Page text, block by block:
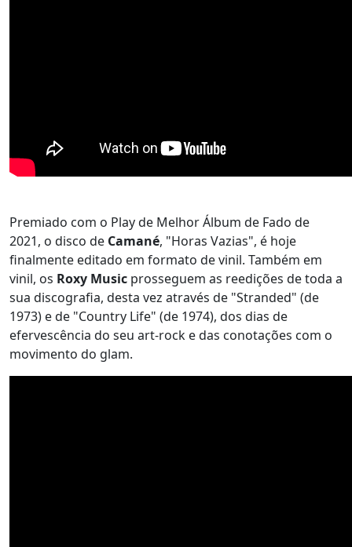
Premiado com o Play de Melhor Álbum de Fado de
2021, o disco de Camané, "Horas Vazias", é hoje
finalmente editado em formato de vinil. Também em
vinil, os Roxy Music prosseguem as reedições de toda a
sua discografia, desta vez através de "Stranded" (de
1973) e de "Country Life" (de 1974), dos dias de
efervescência do seu art-rock e das conotações com o
movimento do glam.